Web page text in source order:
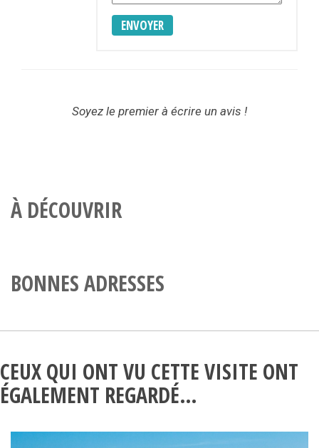
ENVOYER
Soyez le premier à écrire un avis !
À DÉCOUVRIR
BONNES ADRESSES
CEUX QUI ONT VU CETTE VISITE ONT
ÉGALEMENT REGARDÉ…